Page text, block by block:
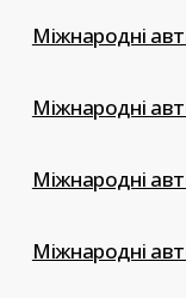
Міжнародні
Міжнародні
Міжнародні
Міжнародні